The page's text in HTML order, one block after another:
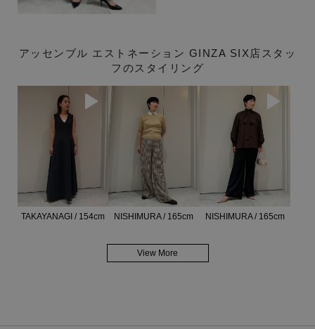
アッセンブル エストネーション GINZA SIX店スタッ
フのスタイリング
TAKAYANAGI / 154cm NISHIMURA / 165cm NISHIMURA / 165cm
View More